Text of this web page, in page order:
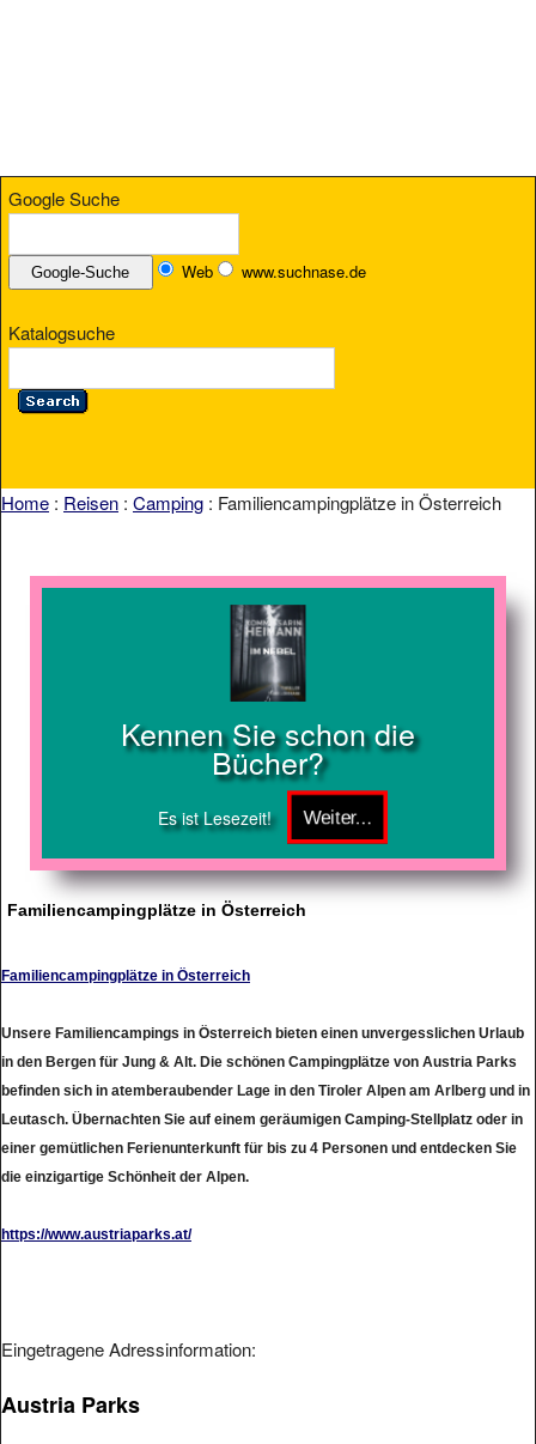
Google Suche
Web www.suchnase.de
Katalogsuche
Home : Reisen : Camping : Familiencampingplätze in Österreich
Kennen Sie schon die
Bücher?
Es ist Lesezeit!
Familiencampingplätze in Österreich
Familiencampingplätze in Österreich
Unsere Familiencampings in Österreich bieten einen unvergesslichen Urlaub
in den Bergen für Jung & Alt. Die schönen Campingplätze von Austria Parks
befinden sich in atemberaubender Lage in den Tiroler Alpen am Arlberg und in
Leutasch. Übernachten Sie auf einem geräumigen Camping-Stellplatz oder in
einer gemütlichen Ferienunterkunft für bis zu 4 Personen und entdecken Sie
die einzigartige Schönheit der Alpen.
https://www.austriaparks.at/
Eingetragene Adressinformation:
Austria Parks